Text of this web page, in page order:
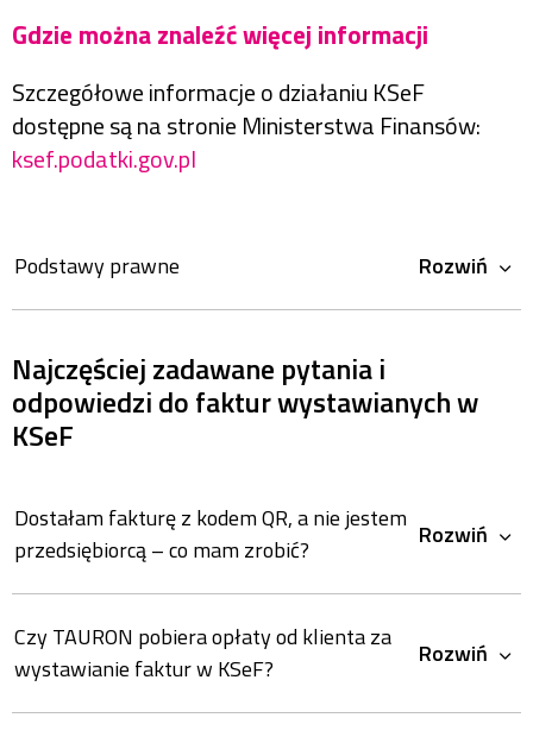
Gdzie można znaleźć więcej informacji
Szczegółowe informacje o działaniu KSeF
dostępne są na stronie Ministerstwa Finansów:
ksef.podatki.gov.pl
Podstawy prawne Rozwiń
Najczęściej zadawane pytania i
odpowiedzi do faktur wystawianych w
KSeF
Dostałam fakturę z kodem QR, a nie jestem
przedsiębiorcą – co mam zrobić?
Rozwiń
Czy TAURON pobiera opłaty od klienta za
wystawianie faktur w KSeF?
Rozwiń